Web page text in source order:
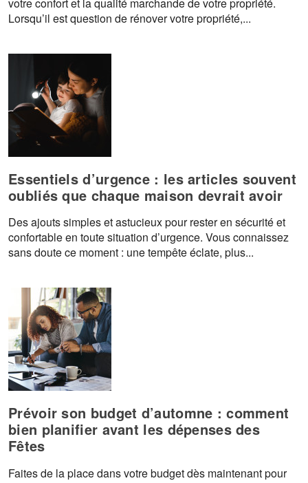
Lorsqu’il est question de rénover votre propriété,...
Essentiels d’urgence : les articles souvent
oubliés que chaque maison devrait avoir
Des ajouts simples et astucieux pour rester en sécurité et
confortable en toute situation d’urgence. Vous connaissez
sans doute ce moment : une tempête éclate, plus...
Prévoir son budget d’automne : comment
bien planifier avant les dépenses des
Fêtes
Faites de la place dans votre budget dès maintenant pour